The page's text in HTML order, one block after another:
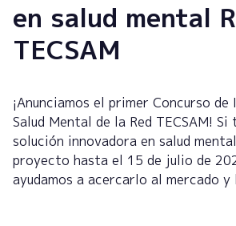
en salud mental
TECSAM
¡Anunciamos el primer Concurso de
Salud Mental de la Red TECSAM! Si
solución innovadora en salud
proyecto hasta el 15 de julio de
ayudamos a acercarlo al mercado y